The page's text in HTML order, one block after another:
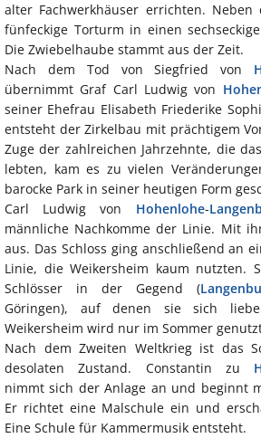
alter Fachwerkhäuser errichten.
fünfeckige Torturm in einen
Die Zwiebelhaube stammt aus der Zeit.
Nach dem Tod von Siegfried von
übernimmt Graf Carl Ludwig von
seiner Ehefrau Elisabeth Friederike
entsteht der Zirkelbau mit prächtigem
Zuge der zahlreichen Jahrzehnte, die
lebten, kam es zu vielen
barocke Park in seiner heutigen Form
Carl Ludwig von Hohenlohe-
männliche Nachkomme der Linie. Mit
aus. Das Schloss ging anschließend an
Linie, die Weikersheim kaum nutzten.
Schlösser in der Gegend (
Göringen), auf denen sie sich
Weikersheim wird nur im Sommer
Nach dem Zweiten Weltkrieg ist das
desolaten Zustand. Constantin zu
nimmt sich der Anlage an und beginnt
Er richtet eine Malschule ein und
Eine Schule für Kammermusik entsteht.